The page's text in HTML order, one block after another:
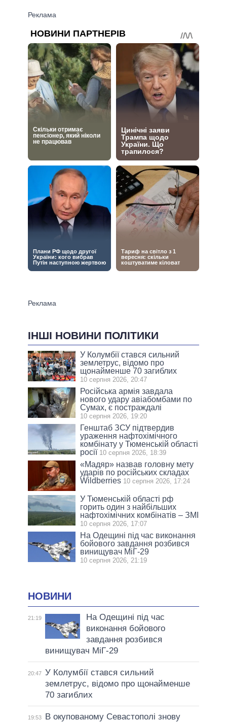
ІНШІ НОВИНИ ПОЛІТИКИ
У Колумбії стався сильний
землетрус, відомо про
щонайменше 70 загиблих
10 серпня 2026, 20:47
Російська армія завдала
нового удару авіабомбами по
Сумах, є постраждалі
10 серпня 2026, 19:20
Генштаб ЗСУ підтвердив
ураження нафтохімічного
комбінату у Тюменській області
росії 10 серпня 2026, 18:39
«Мадяр» назвав головну мету
ударів по російських складах
Wildberries 10 серпня 2026, 17:24
У Тюменській області рф
горить один з найбільших
нафтохімічних комбінатів – ЗМІ
10 серпня 2026, 17:07
На Одещині під час виконання
бойового завдання розбився
винищувач МіГ-29
10 серпня 2026, 21:19
НОВИНИ
21:19
На Одещині під час
виконання бойового
завдання розбився
винищувач МіГ-29
20:47 У Колумбії стався сильний
землетрус, відомо про щонайменше
70 загиблих
19:53
В окупованому Севастополі знову